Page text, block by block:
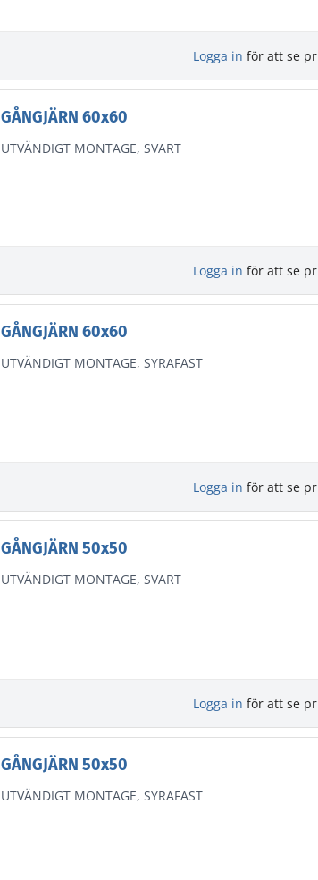
Logga in för att se
GÅNGJÄRN 60x60
UTVÄNDIGT MONTAGE, SVART
Logga in för att se
GÅNGJÄRN 60x60
UTVÄNDIGT MONTAGE, SYRAFAST
Logga in för att se
GÅNGJÄRN 50x50
UTVÄNDIGT MONTAGE, SVART
Logga in för att se
GÅNGJÄRN 50x50
UTVÄNDIGT MONTAGE, SYRAFAST